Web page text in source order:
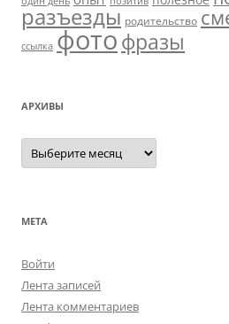
разъезды родительство
ссылка фотофразы
АРХИВЫ
Архивы
МЕТА
Войти
Лента записей
Лента комментариев